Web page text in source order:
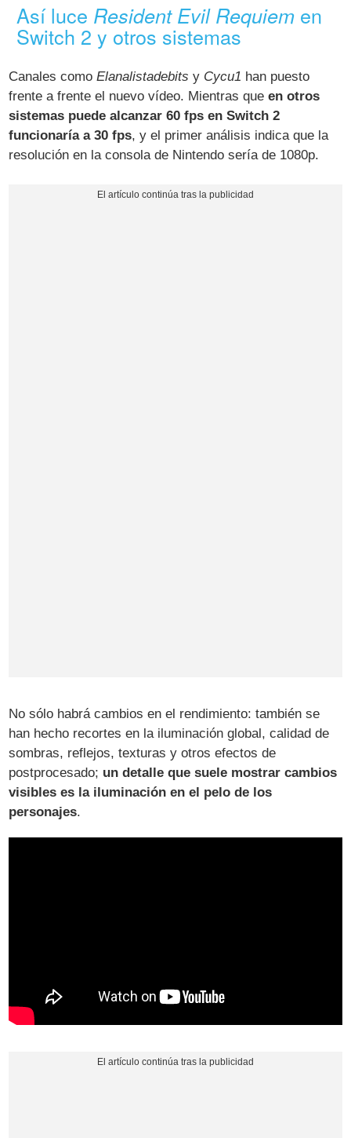
Así luce Resident Evil Requiem en
Switch 2 y otros sistemas
Canales comoElanalistadebits y Cycu1 han puesto
frente a frente el nuevo vídeo. Mientras queen otros
sistemas puede alcanzar 60 fps en Switch 2
funcionaría a 30 fps, y el primer análisis indica que la
resolución en la consola de Nintendo sería de 1080p.
No sólo habrá cambios en el rendimiento: también se
han hecho recortes en la iluminación global, calidad de
sombras, reflejos, texturas y otros efectos de
postprocesado; un detalle que suele mostrar cambios
visibles es la iluminación en el pelo de los
personajes.